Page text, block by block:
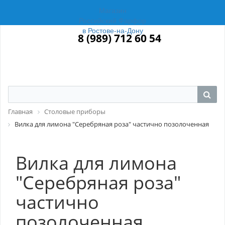
Магазин
Российский Фарфор
в Ростове-на-Дону
8 (989) 712 60 54
Главная
Столовые приборы
Вилка для лимона "Серебряная роза" частично позолоченная
Вилка для лимона
"Серебряная роза"
частично